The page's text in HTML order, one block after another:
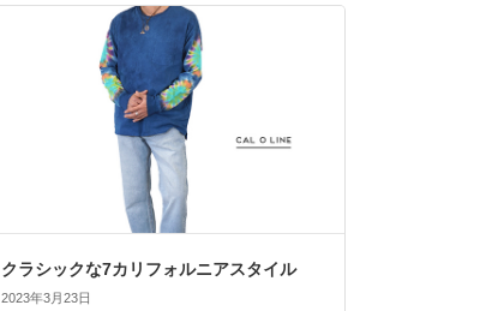
クラシックな7カリフォルニアスタイル
2023年3月23日